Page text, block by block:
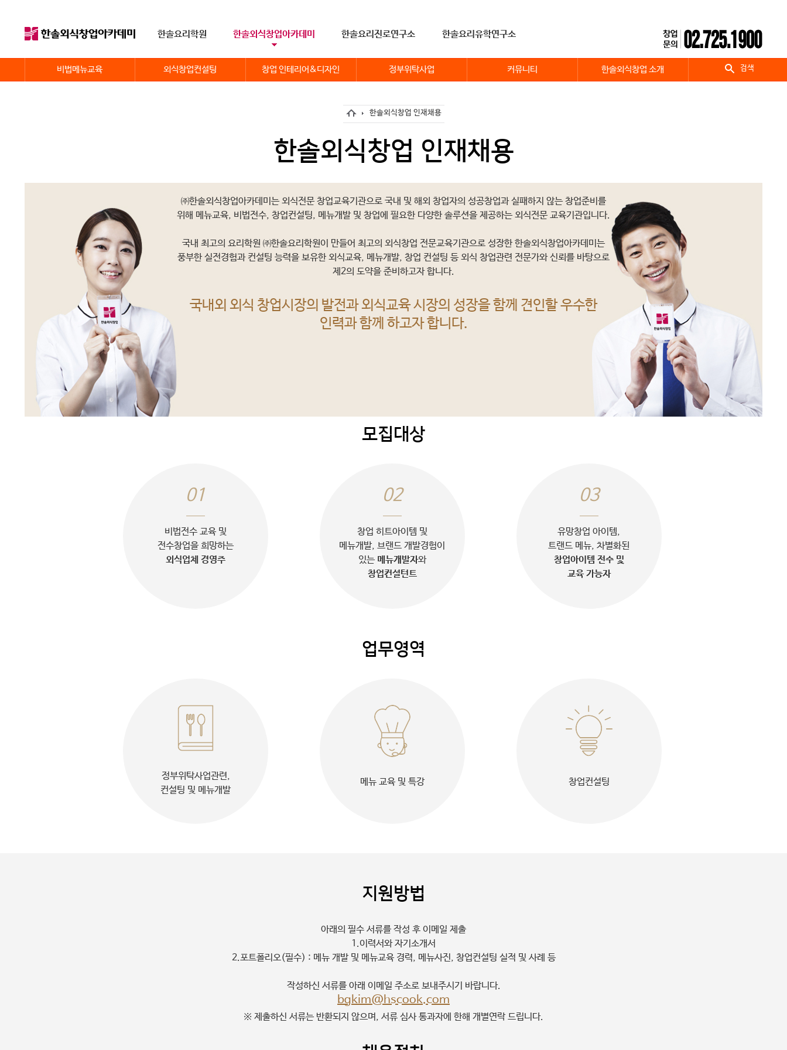
한솔요리학원 한솔외식창업아카데미 한솔요리진로연구소 한솔요리유학연구소
검색
비법메뉴교육 외식창업컨설팅 창업 인테리어&디자인 정부위탁사업 커뮤니티 한솔외식창업 소개
한솔외식창업 인재채용
한솔외식창업 인재채용
㈜한솔외식창업아카데미는 외식전문 창업교육기관으로 국내 및 해외 창업자의 성공창업과 실패하지 않는 창업준비를
위해 메뉴교육, 비법전수, 창업컨설팅, 메뉴개발 및 창업에 필요한 다양한 솔루션을 제공하는 외식전문 교육기관입니다.
국내 최고의 요리학원 ㈜한솔요리학원이 만들어 최고의 외식창업 전문교육기관으로 성장한 한솔외식창업아카데미는
풍부한 실전경험과 컨설팅 능력을 보유한 외식교육, 메뉴개발, 창업 컨설팅 등 외식 창업관련 전문가와 신뢰를 바탕으로
제2의 도약을 준비하고자 합니다.
국내외 외식 창업시장의 발전과 외식교육 시장의 성장을 함께 견인할 우수한
인력과 함께 하고자 합니다.
모집대상
01
비법전수 교육 및
전수창업을 희망하는
외식업체 경영주
02
창업 히트아이템 및
메뉴개발, 브랜드 개발경험이
있는 메뉴개발자와
창업컨설턴트
03
유망창업 아이템,
트랜드 메뉴, 차별화된
창업아이템 전수 및
교육 가능자
업무영역
정부위탁사업관련,
컨설팅 및 메뉴개발
메뉴 교육 및 특강 창업컨설팅
지원방법
아래의 필수 서류를 작성 후 이메일 제출
1.이력서와 자기소개서
2.포트폴리오(필수) : 메뉴 개발 및 메뉴교육 경력, 메뉴사진, 창업컨설팅 실적 및 사례 등
작성하신 서류를 아래 이메일 주소로 보내주시기 바랍니다.
bgkim@hscook.com
※ 제출하신 서류는 반환되지 않으며, 서류 심사 통과자에 한해 개별연락 드립니다.